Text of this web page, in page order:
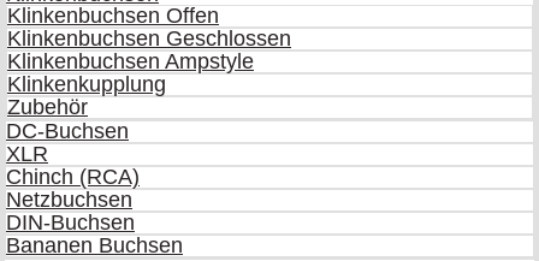
Klinkenbuchsen Offen
Klinkenbuchsen Geschlossen
Klinkenbuchsen Ampstyle
Klinkenkupplung
Zubehör
DC-Buchsen
XLR
Chinch (RCA)
Netzbuchsen
DIN-Buchsen
Bananen Buchsen